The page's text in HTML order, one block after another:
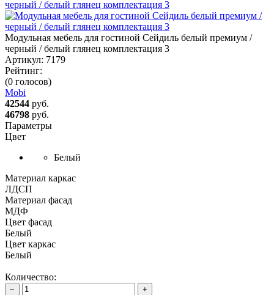
Модульная мебель для гостиной Сейдиль белый премиум /
черный / белый глянец комплектация 3
Артикул: 7179
Рейтинг:
(0 голосов)
Mobi
42544 руб.
46798 руб.
Параметры
Цвет
Белый
Материал каркас
ЛДСП
Материал фасад
МДФ
Цвет фасад
Белый
Цвет каркас
Белый
Количество:
− +